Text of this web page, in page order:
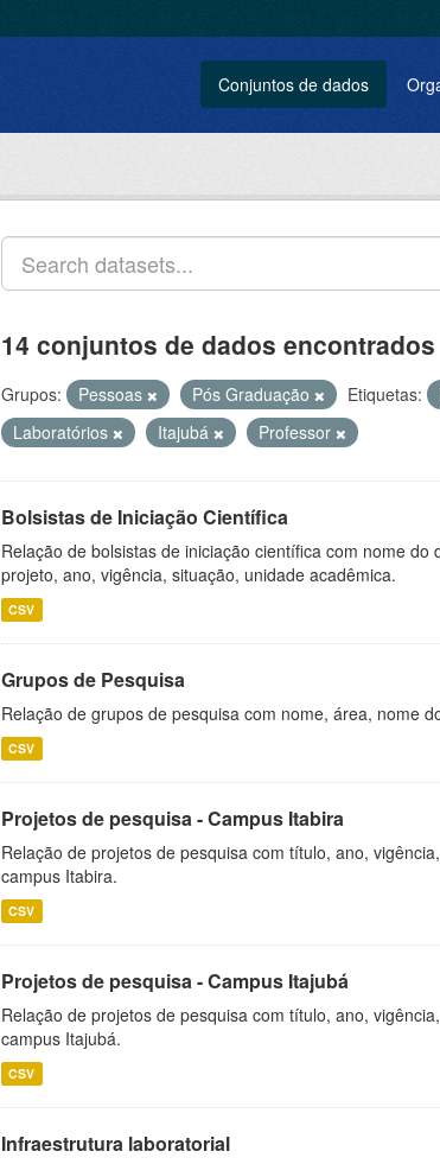
Conjuntos de dados
14 conjuntos de dados encontrados
Grupos: Pessoas Pós Graduação Etiquetas:
Laboratórios
Itajubá Professor
Bolsistas de Iniciação Científica
Relação de bolsistas de iniciação científica com nome
projeto, ano, vigência, situação, unidade acadêmica.
CSV
Grupos de Pesquisa
Relação de grupos de pesquisa com nome, área, nome
CSV
Projetos de pesquisa - Campus Itabira
Relação de projetos de pesquisa com título, ano,
campus Itabira.
CSV
Projetos de pesquisa - Campus Itajubá
Relação de projetos de pesquisa com título, ano,
campus Itajubá.
CSV
Infraestrutura laboratorial